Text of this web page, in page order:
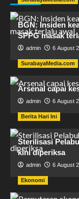
BGN: Insiden
SPPG masak
admin 6 August
SurabayaMedia.com
Arsenal capai
admin 6 August
Berita Hari Ini
Sterilisasi
kini diperiksa
admin 6 August
Ekonomi